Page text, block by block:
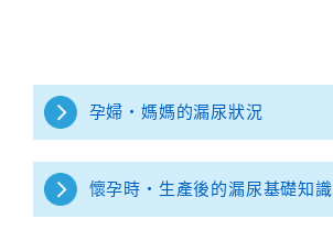
孕婦‧媽媽的漏尿狀況
懷孕時‧生產後的漏尿基礎知識